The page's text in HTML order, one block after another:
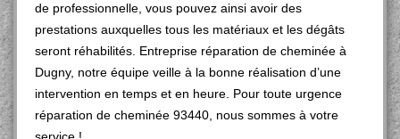
de professionnelle, vous pouvez ainsi avoir des
prestations auxquelles tous les matériaux et les dégâts
seront réhabilités. Entreprise réparation de cheminée à
Dugny, notre équipe veille à la bonne réalisation d’une
intervention en temps et en heure. Pour toute urgence
réparation de cheminée 93440, nous sommes à votre